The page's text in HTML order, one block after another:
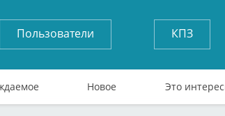
Пользователи КПЗ
Новое Это